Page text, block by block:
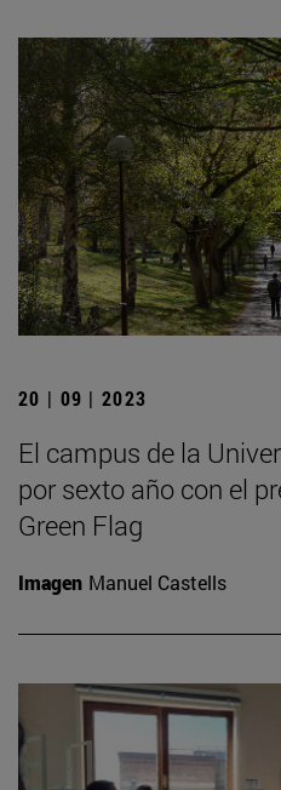
20 | 09 | 2023
El campus de la
por sexto año con el
Green Flag
Imagen Manuel Castells